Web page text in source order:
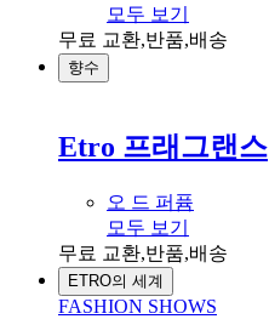
모두 보기
무료 교환,반품,배송
향수
Etro 프래그랜스
오 드 퍼퓸
모두 보기
무료 교환,반품,배송
ETRO의 세계
FASHION SHOWS